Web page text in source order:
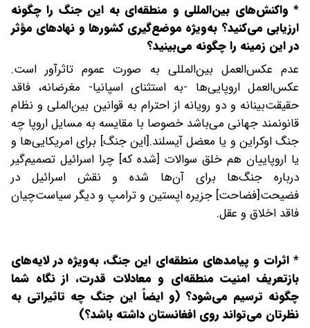
* واکنش‌های بین‌المللی و منطقه‌ای به این جنگ را چگونه
ارزیابی می‌کنید؟ به‌ویژه موضع‌گیری کشورها و نهادهای مؤثر
در این زمینه را چگونه می‌بینید؟
عدم عکس‌العمل بین‌المللی به صورت عموم تاثرآور است.
عکس‌العمل اروپایی‌ها -به استثنای اسپانیا- مغرضانه، فاقد
حقیقت‌بینانه و دو رویانه از احترام به قوانین بین‌الملی و نظام
قانونمند جهانی می‌باشد خصوصا با مقایسه به مسایل اروپا چه
جنگ اوکراین و یا معضل آیسلند.[این جنگ] برای امریکایی‌ها و
یا اروپاییان هم خلق سوالات [شده که] چرا اسرائیل تصمیم‌گیر
درباره جنگ‌ها برای آن‌ها شده و نقش اسرائیل در
فضیحت[فضاحت] جزیره اپستین و ترامپ و دیگر سیاست‌چیان
فاقد اخلاق و عقل.
*اثرات و پیامدهای منطقه‌ای این جنگ، به‌ویژه در لایه‌های
بازتعریف امنیت منطقه‌ای و معادلات قدرت، از نگاه شما
چگونه ترسیم می‌شود؟ (و ایضاً این جنگ چه تاثیراتی به
نظرتان می‌تواند روی افغانستان داشته باشد؟)